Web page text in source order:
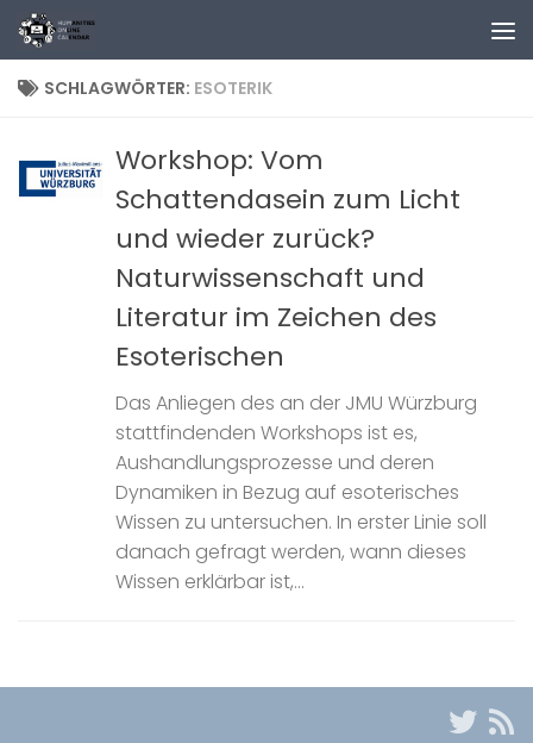
Zum Inhalt springen
SCHLAGWÖRTER: ESOTERIK
Workshop: Vom
Schattendasein zum Licht
und wieder zurück?
Naturwissenschaft und
Literatur im Zeichen des
Esoterischen
Das Anliegen des an der JMU Würzburg
stattfindenden Workshops ist es,
Aushandlungsprozesse und deren
Dynamiken in Bezug auf esoterisches
Wissen zu untersuchen. In erster Linie soll
danach gefragt werden, wann dieses
Wissen erklärbar ist,...